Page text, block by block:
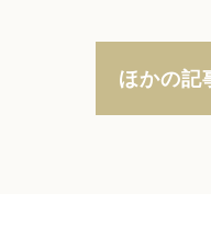
ほかの記